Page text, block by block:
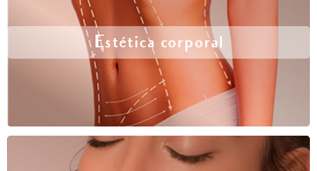
Estética corporal